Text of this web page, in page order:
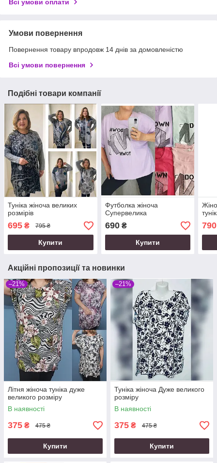
Всі умови оплати
Умови повернення
Повернення товару впродовж 14 днів за домовленістю
Всі умови повернення
Подібні товари компанії
Туніка жіноча великих
розмірів
695 ₴ 795 ₴
Купити
Футболка жіноча
Супервелика
690₴
Купити
790
Акційні пропозиції та новинки
–21%
Літня жіноча туніка дуже
великого розміру
В наявності
375 ₴ 475 ₴
Купити
–21%
Туніка жіноча Дуже великого
розміру
В наявності
375 ₴ 475 ₴
Купити